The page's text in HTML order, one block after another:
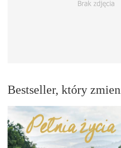
Bestseller, który